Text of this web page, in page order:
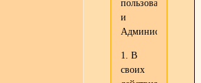
пользователями
и
Администрацией.
1. В
своих